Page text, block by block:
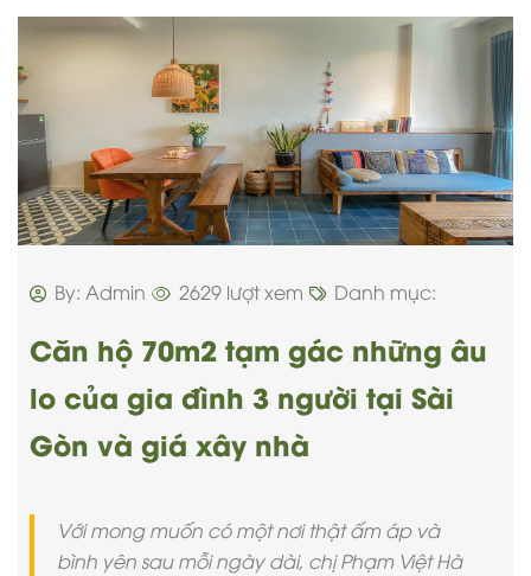
By: Admin 2629 lượt xem Danh mục:
Căn hộ 70m2 tạm gác những âu
lo của gia đình 3 người tại Sài
Gòn và giá xây nhà
Với mong muốn có một nơi thật ấm áp và
bình yên sau mỗi ngày dài, chị Phạm Việt Hà